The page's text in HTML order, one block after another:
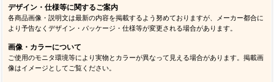
デザイン・仕様等に関するご案内
各商品画像・説明文は最新の内容を掲載するよう努めておりますが、メーカー都合に
より予告なくデザイン・パッケージ・仕様等が変更される場合があります。
画像・カラーについて
ご使用のモニタ環境等により実物とカラーが異なって見える場合があります。掲載画
像はイメージとしてご覧ください。